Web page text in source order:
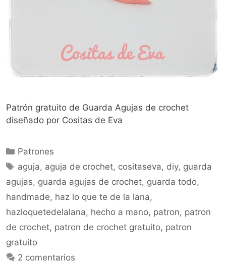
Patrón gratuito de Guarda Agujas de crochet
diseñado por Cositas de Eva
Patrones
aguja, aguja de crochet, cositaseva, diy, guarda
agujas, guarda agujas de crochet, guarda todo,
handmade, haz lo que te de la lana,
hazloquetedelalana, hecho a mano, patron, patron
de crochet, patron de crochet gratuito, patron
gratuito
2 comentarios